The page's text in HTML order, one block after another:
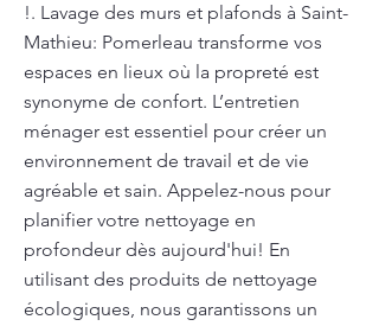
!. Lavage des murs et plafonds à Saint-
Mathieu: Pomerleau transforme vos
espaces en lieux où la propreté est
synonyme de confort. L’entretien
ménager est essentiel pour créer un
environnement de travail et de vie
agréable et sain. Appelez-nous pour
planifier votre nettoyage en
profondeur dès aujourd'hui! En
utilisant des produits de nettoyage
écologiques, nous garantissons un